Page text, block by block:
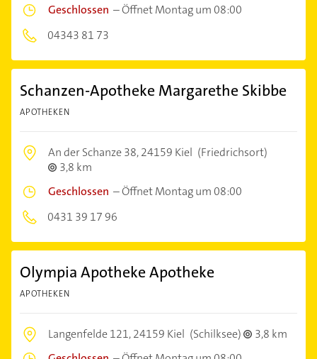
Geschlossen –Öffnet Montag um 08:00
04343 81 73
Schanzen-Apotheke Margarethe Skibbe
APOTHEKEN
An der Schanze 38,24159 Kiel (Friedrichsort)
3,8 km
Geschlossen –Öffnet Montag um 08:00
0431 39 17 96
Olympia Apotheke Apotheke
APOTHEKEN
Langenfelde 121,24159 Kiel (Schilksee)
3,8 km